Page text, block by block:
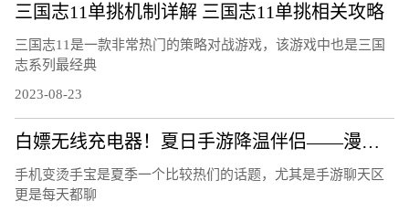
三国志11单挑机制详解 三国志11单挑相关攻略
三国志11是一款非常热门的策略对战游戏，该游戏中也是三国
志系列最经典
2023-08-23
白嫖无线充电器！夏日手游降温伴侣——漫步者C4 Pro磁吸散热器
手机变烫手宝是夏季一个比较热们的话题，尤其是手游聊天区
更是每天都聊